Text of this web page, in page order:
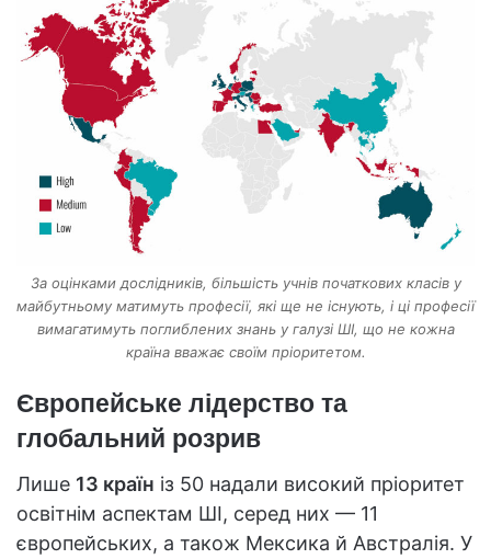
За оцінками дослідників, більшість учнів початкових класів у
майбутньому матимуть професії, які ще не існують, і ці професії
вимагатимуть поглиблених знань у галузі ШІ, що не кожна
країна вважає своїм пріоритетом.
Європейське лідерство та
глобальний розрив
Лише 13 країн із 50 надали високий пріоритет
освітнім аспектам ШІ, серед них — 11
європейських, а також Мексика й Австралія. У